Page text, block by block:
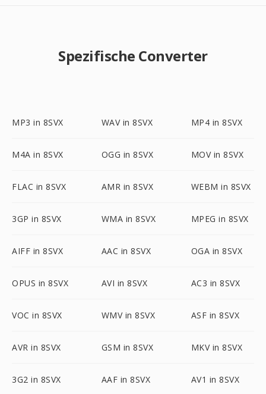
Spezifische Converter
MP3 in 8SVX WAV in 8SVX MP4 in 8SVX
M4A in 8SVX OGG in 8SVX MOV in 8SVX
FLAC in 8SVX AMR in 8SVX WEBM in 8SVX
3GP in 8SVX WMA in 8SVX MPEG in 8SVX
AIFF in 8SVX AAC in 8SVX OGA in 8SVX
OPUS in 8SVX AVI in 8SVX AC3 in 8SVX
VOC in 8SVX WMV in 8SVX ASF in 8SVX
AVR in 8SVX GSM in 8SVX MKV in 8SVX
3G2 in 8SVX AAF in 8SVX AV1 in 8SVX